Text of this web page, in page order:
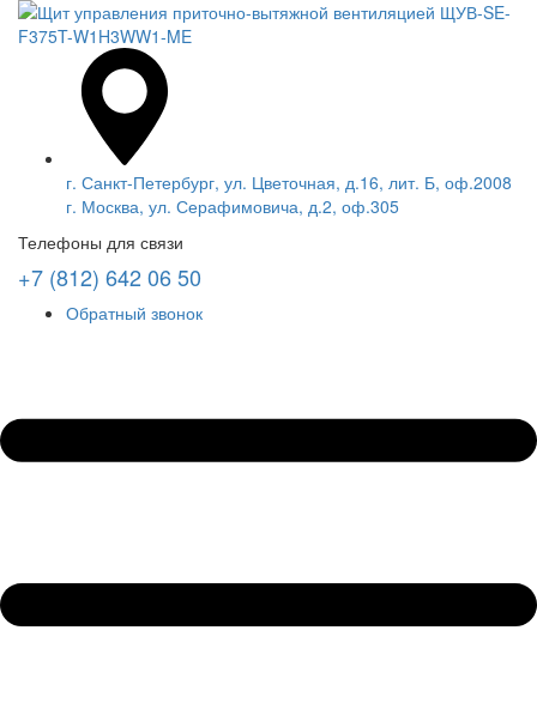
г. Санкт-Петербург, ул. Цветочная, д.16, лит. Б, оф.2008
г. Москва, ул. Серафимовича, д.2, оф.305
Телефоны для связи
+7 (812) 642 06 50
Обратный звонок